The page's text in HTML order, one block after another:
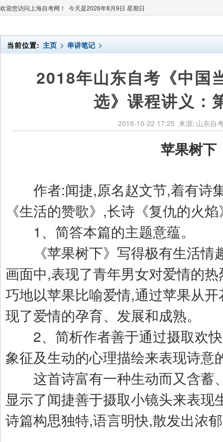
欢迎您访问上海自考网！ 今天是2026年8月9日 星期日
当前位置: 主页 > 串讲笔记 >
2018年山东自考《中国
选》课程讲义：
2018-10-22 17:25 来源: 山东自
苹果树下
作者:闻捷,原名赵文节,着有诗
《生活的赞歌》,长诗《复仇的火
1、简答本篇的主题意蕴。
《苹果树下》写得极有生活情
画面中,表现了青年男女对爱情的
巧地以苹果比喻爱情,通过苹果从
现了爱情的孕育、发展和成熟。
2、简析作者善于通过摄取欢快
象征及生动的心理描绘来表现诗意
这首诗富有一种生动而又含蓄
显示了闻捷善于摄取小镜头来表现
诗篇构思独特,语言明快,散发出浓